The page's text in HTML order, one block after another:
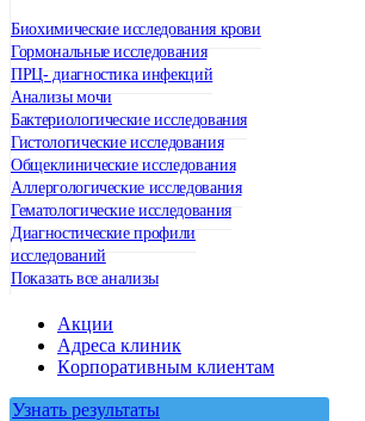
Биохимические исследования крови
Гормональные исследования
ПРЦ- диагностика инфекций
Анализы мочи
Бактериологические исследования
Гистологические исследования
Общеклинические исследования
Аллергологические исследования
Гематологические исследования
Диагностические профили
исследований
Показать все анализы
Акции
Адреса клиник
Кoрпоративным клиентам
Узнать результаты